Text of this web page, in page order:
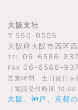
大阪支社
〒550-0005
大阪府大阪市西区
TEL 06-6586-
FAX 06-6586-
営業時間 土日祝日を
（電話受付時間 10:00
大阪、神戸、京都